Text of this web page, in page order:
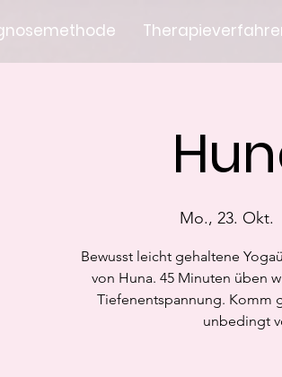
Mo., 23. Okt.
Bewusst leicht gehaltene
von Huna. 45 Minuten üben
Tiefenentspannung. Komm
unbedingt